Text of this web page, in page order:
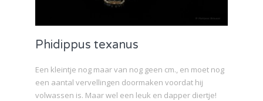
Phidippus texanus
Een kleintje nog maar van nog geen cm., en moet nog
een aantal vervellingen doormaken voordat hij
volwassen is. Maar wel een leuk en dapper diertje!